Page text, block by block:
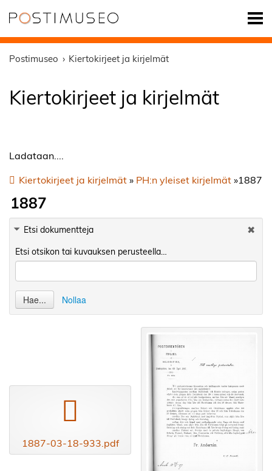
Postimuseo Kiertokirjeet ja kirjelmät
Kiertokirjeet ja kirjelmät
Ladataan....
Kiertokirjeet ja kirjelmät» PH:n yleiset kirjelmät»1887
1887
Etsi dokumentteja
Etsi otsikon tai kuvauksen perusteella…
Hae... Nollaa
1887-03-18-933.pdf